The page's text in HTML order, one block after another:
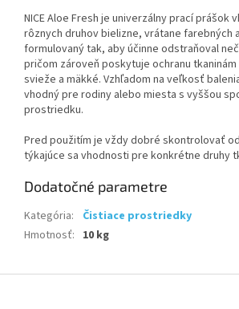
NICE Aloe Fresh je univerzálny prací prášok
rôznych druhov bielizne, vrátane farebných
formulovaný tak, aby účinne odstraňoval
pričom zároveň poskytuje ochranu tkaninám
svieže a mäkké. Vzhľadom na veľkosť
vhodný pre rodiny alebo miesta s vyššou
prostriedku.
Pred použitím je vždy dobré skontrolovať
týkajúce sa vhodnosti pre konkrétne druhy
Dodatočné parametre
Kategória:
Čistiace prostriedky
Hmotnosť: 10 kg